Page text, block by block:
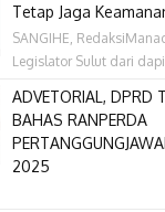
Tetap Jaga
SANGIHE,
Legislator Sulut dari
ADVETORIAL, DPRD
BAHAS RANPERDA
2025